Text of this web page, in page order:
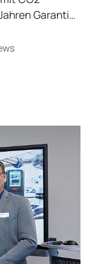
Garantie.
Variante
Der…